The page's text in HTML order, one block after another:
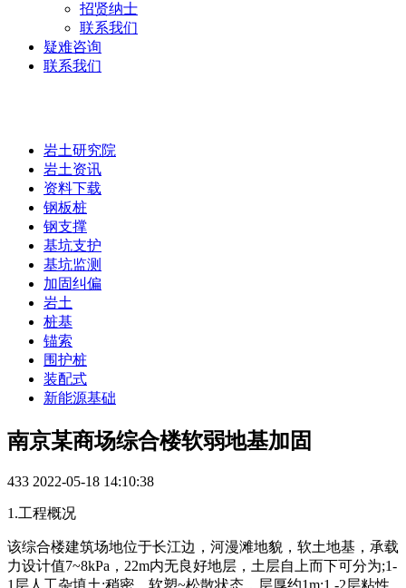
招贤纳士
联系我们
疑难咨询
联系我们
岩土研究院
岩土资讯
资料下载
钢板桩
钢支撑
基坑支护
基坑监测
加固纠偏
岩土
桩基
锚索
围护桩
装配式
新能源基础
南京某商场综合楼软弱地基加固
433 2022-05-18 14:10:38
1.工程概况
该综合楼建筑场地位于长江边，河漫滩地貌，软土地基，承载
力设计值7~8kPa，22m内无良好地层，土层自上而下可分为;1-
1层人工杂填土;稍密、软塑~松散状态，层厚约1m;1 -2层粘性